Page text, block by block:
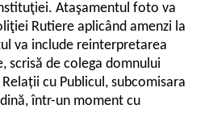
Ataşamentul foto va
Rutiere aplicând amenzi la
va include reinterpretarea
scrisă de colega domnului
cu Publicul, subcomisara
într-un moment cu